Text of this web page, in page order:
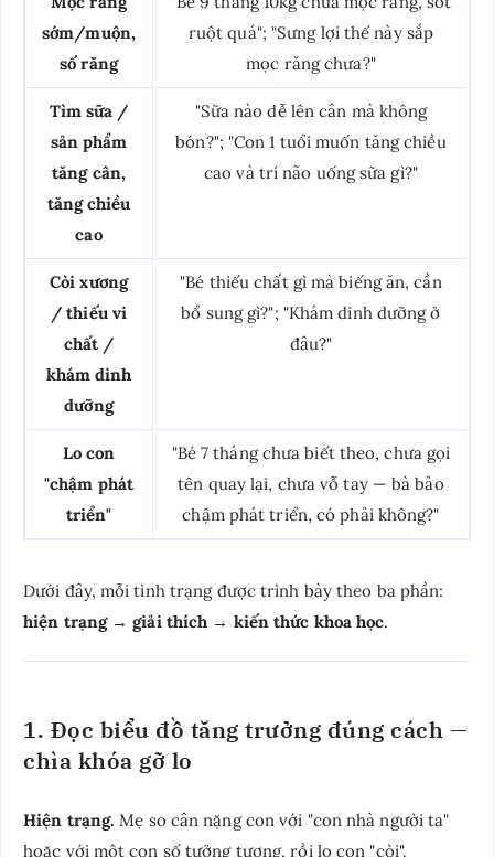
sớm/muộn,
số răng
ruột quá"; "Sưng lợi thế này sắp
mọc răng chưa?"
Tìm sữa /
sản phẩm
tăng cân,
tăng chiều
cao
"Sữa nào dễ lên cân mà không
bón?"; "Con 1 tuổi muốn tăng chiều
cao và trí não uống sữa gì?"
Còi xương
/ thiếu vi
chất /
khám dinh
dưỡng
"Bé thiếu chất gì mà biếng ăn, cần
bổ sung gì?"; "Khám dinh dưỡng ở
đâu?"
Lo con
"chậm phát
triển"
"Bé 7 tháng chưa biết theo, chưa gọi
tên quay lại, chưa vỗ tay — bà bảo
chậm phát triển, có phải không?"
Dưới đây, mỗi tình trạng được trình bày theo ba phần:
hiện trạng → giải thích → kiến thức khoa học.
1. Đọc biểu đồ tăng trưởng đúng cách —
chìa khóa gỡ lo
Hiện trạng. Mẹ so cân nặng con với "con nhà người ta"
hoặc với một con số tưởng tượng, rồi lo con "còi".